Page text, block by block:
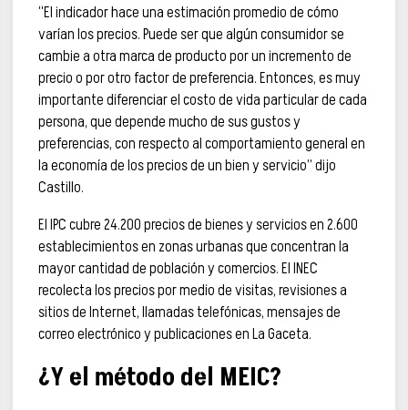
“El indicador hace una estimación promedio de cómo
varían los precios. Puede ser que algún consumidor se
cambie a otra marca de producto por un incremento de
precio o por otro factor de preferencia. Entonces, es muy
importante diferenciar el costo de vida particular de cada
persona, que depende mucho de sus gustos y
preferencias, con respecto al comportamiento general en
la economía de los precios de un bien y servicio” dijo
Castillo.
El IPC cubre 24.200 precios de bienes y servicios en 2.600
establecimientos en zonas urbanas que concentran la
mayor cantidad de población y comercios. El INEC
recolecta los precios por medio de visitas, revisiones a
sitios de Internet, llamadas telefónicas, mensajes de
correo electrónico y publicaciones en La Gaceta.
¿Y el método del MEIC?